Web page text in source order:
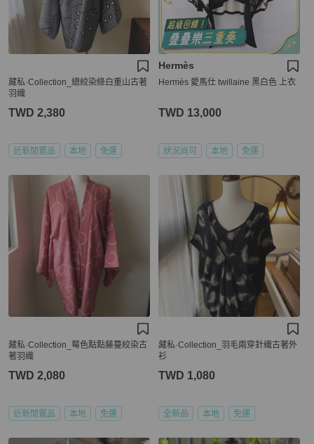
藏私·Collection_總絞染綠白重山古著
羽織
TWD 2,380
近新閒置品 本地 免運
Hermès
Hermès 愛馬仕 twillaine 黑白色 上衣
TWD 13,000
狀況尚可 本地 免運
藏私·Collection_莓色點點藤蔓絞染古
著羽織
TWD 2,080
近新閒置品 本地 免運
藏私·Collection_羽毛兩穿針織古著外
衫
TWD 1,080
全新品 本地 免運